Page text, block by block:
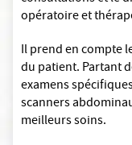
opératoire et
Il prend en compte
du patient. Partant
examens
scanners
meilleurs soins.